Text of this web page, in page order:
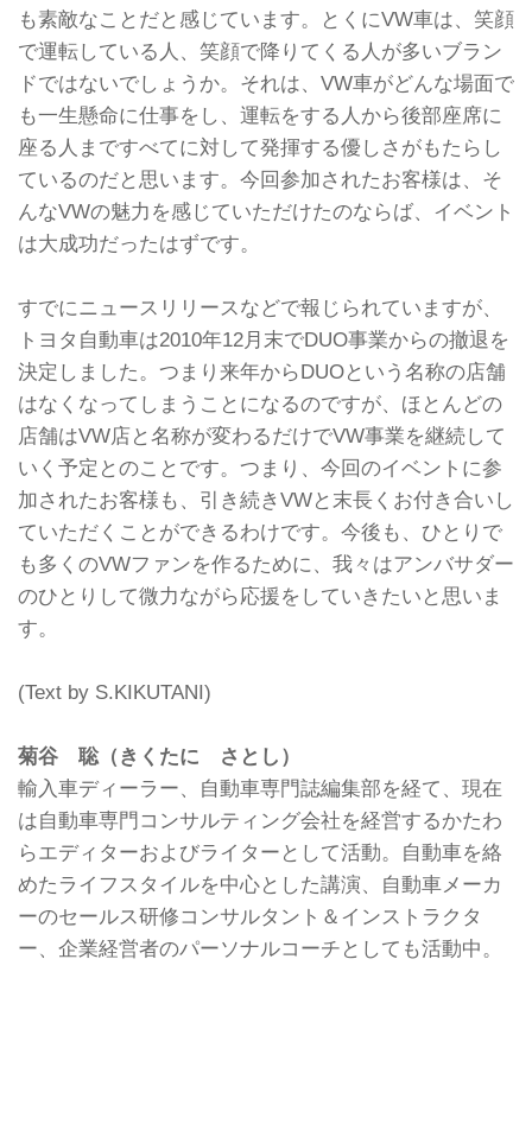
も素敵なことだと感じています。とくにVW車は、笑顔
で運転している人、笑顔で降りてくる人が多いブラン
ドではないでしょうか。それは、VW車がどんな場面で
も一生懸命に仕事をし、運転をする人から後部座席に
座る人まですべてに対して発揮する優しさがもたらし
ているのだと思います。今回参加されたお客様は、そ
んなVWの魅力を感じていただけたのならば、イベント
は大成功だったはずです。
すでにニュースリリースなどで報じられていますが、
トヨタ自動車は2010年12月末でDUO事業からの撤退を
決定しました。つまり来年からDUOという名称の店舗
はなくなってしまうことになるのですが、ほとんどの
店舗はVW店と名称が変わるだけでVW事業を継続して
いく予定とのことです。つまり、今回のイベントに参
加されたお客様も、引き続きVWと末長くお付き合いし
ていただくことができるわけです。今後も、ひとりで
も多くのVWファンを作るために、我々はアンバサダー
のひとりして微力ながら応援をしていきたいと思いま
す。
(Text by S.KIKUTANI)
菊谷 聡（きくたに さとし）
輸入車ディーラー、自動車専門誌編集部を経て、現在
は自動車専門コンサルティング会社を経営するかたわ
らエディターおよびライターとして活動。自動車を絡
めたライフスタイルを中心とした講演、自動車メーカ
ーのセールス研修コンサルタント＆インストラクタ
ー、企業経営者のパーソナルコーチとしても活動中。